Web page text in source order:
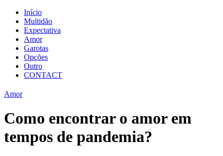
Início
Multidão
Expectativa
Amor
Garotas
Opções
Outro
CONTACT
Amor
Como encontrar o amor em
tempos de pandemia?